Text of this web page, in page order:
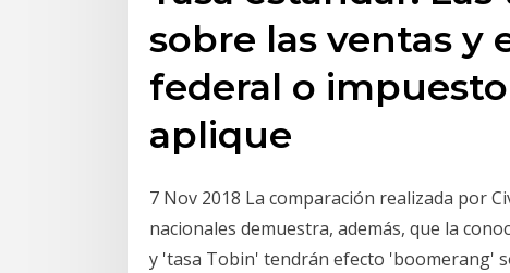
sobre las ventas y
federal o
aplique
7 Nov 2018 La comparación realizada por
nacionales demuestra, además, que la
y 'tasa Tobin' tendrán efecto 'boomerang'